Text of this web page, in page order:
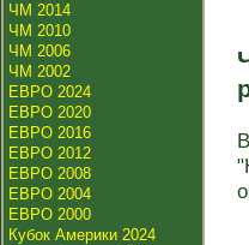
ЧМ 2014
ЧМ 2010
ЧМ 2006
ЧМ 2002
ЕВРО 2024
ЕВРО 2020
ЕВРО 2016
ЕВРО 2012
ЕВРО 2008
ЕВРО 2004
ЕВРО 2000
Кубок Америки 2024